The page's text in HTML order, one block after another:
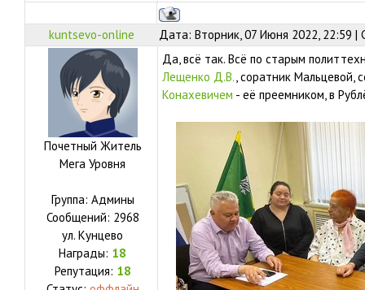
kuntsevo-online Дата: Вторник, 07 Июня 2022, 22:59
Почетный Житель
Мега Уровня
Группа: Админы
Сообщений: 2968
ул. Кунцево
Награды: 18
Репутация: 18
Да, всё так. Всё по старым
Лещенко Д.В., соратник Мальцевой,
Конахевичем - её преемником, в